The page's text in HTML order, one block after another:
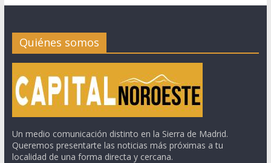
Quiénes somos
Un medio comunicación distinto en la Sierra de Madrid.
Queremos presentarte las noticias más próximas a tu
localidad de una forma directa y cercana.